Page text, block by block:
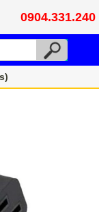
0904.331.240